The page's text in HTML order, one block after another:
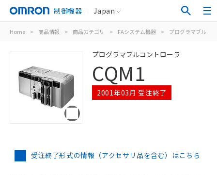
制御機器 Japan
Home > 商品情報 > 商品カテゴリ > FAシステム機器 > プログラマブルコ
プログラマブルコントローラ
CQM1
2001年03月 受注終了
受注終了形式の情報（アクセサリ品を含む）はこちら